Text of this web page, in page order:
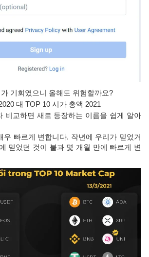
기회였으니 올해도 위험할까요?
대 TOP 10 시가 총액 2021
비교하면 새로 등장하는 이름을 쉽게 알아
우 빠르게 변합니다. 작년에 우리가 믿었거
믿었던 것이 불과 몇 개월 만에 빠르게 변